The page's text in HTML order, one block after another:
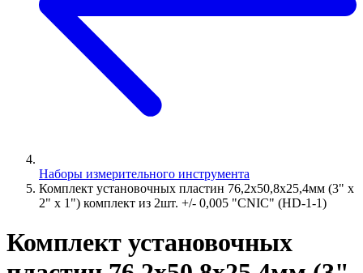
Наборы измерительного инструмента
Комплект установочных пластин 76,2х50,8х25,4мм (3" х
2" х 1") комплект из 2шт. +/- 0,005 "CNIC" (HD-1-1)
Комплект установочных